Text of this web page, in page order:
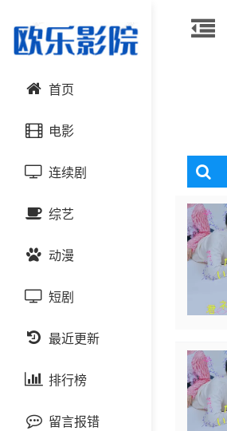
首页
电影
动作片
喜剧片
爱情片
科幻片
恐怖片
剧情片
战争片
连续剧
国产剧
港台剧
日韩剧
欧美剧
泰国剧
综艺
大陆综艺
日韩综艺
港台综艺
欧美综艺
动漫
国产动漫
日韩动漫
欧美动漫
短剧
最近更新
排行榜
留言报错